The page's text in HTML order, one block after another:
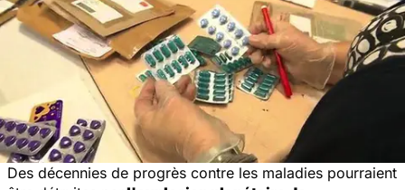
Des décennies de progrès contre les maladies pourraient